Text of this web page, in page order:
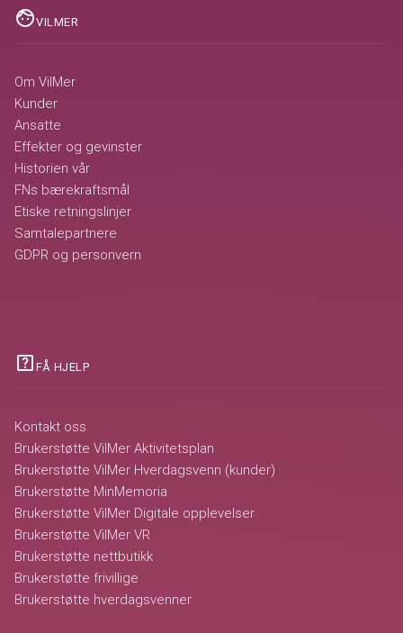
faceVILMER
Om VilMer
Kunder
Ansatte
Effekter og gevinster
Historien vår
FNs bærekraftsmål
Etiske retningslinjer
Samtalepartnere
GDPR og personvern
help_center FÅ HJELP
Kontakt oss
Brukerstøtte VilMer Aktivitetsplan
Brukerstøtte VilMer Hverdagsvenn (kunder)
Brukerstøtte MinMemoria
Brukerstøtte VilMer Digitale opplevelser
Brukerstøtte VilMer VR
Brukerstøtte nettbutikk
Brukerstøtte frivillige
Brukerstøtte hverdagsvenner